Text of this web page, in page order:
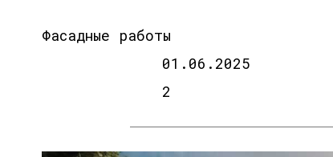
Фасадные работы
01.06.2025
2